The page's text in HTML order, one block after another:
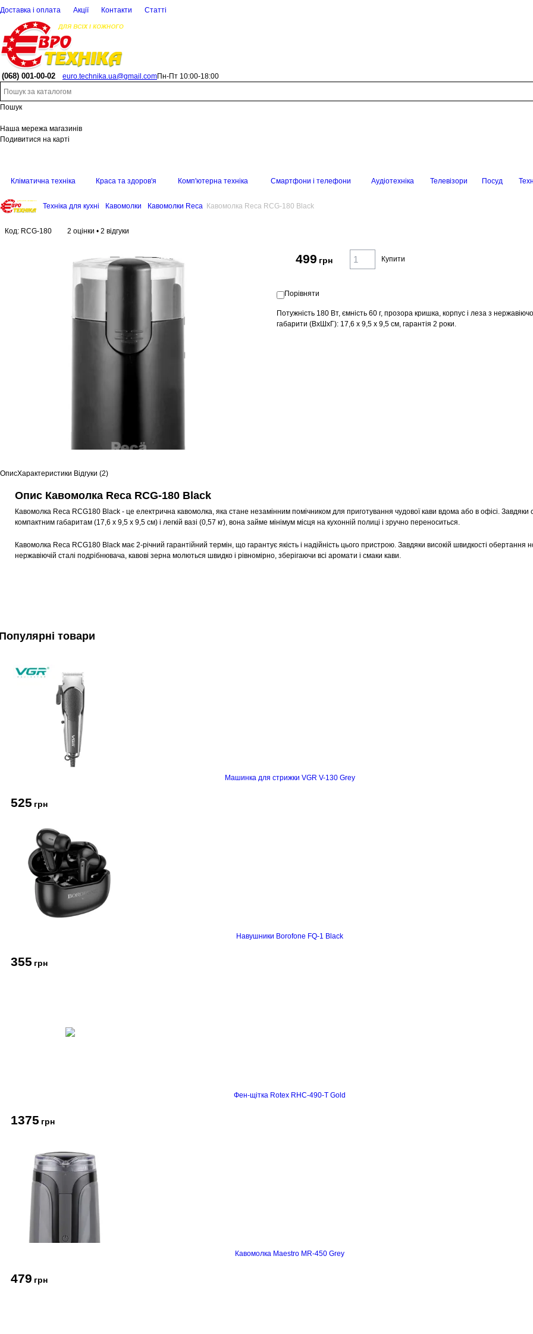
Доставка і оплата Акції Контакти Статті
(068) 001-00-02 euro.technika.ua@gmail.comПн-Пт 10:00-18:00
Пошук
Наша мережа магазинів
Подивитися на карті
Кліматична техніка Краса та здоров'я Комп'ютерна техніка Смартфони і телефони Аудіотехніка Телевізори Посуд
Техніка для кухні Кавомолки Кавомолки Reca Кавомолка Reca RCG-180 Black
Код: RCG-180 2 оцінки • 2 відгуки
499 грн Купити
Порівняти
Потужність 180 Вт, ємність 60 г, прозора кришка, корпус і леза з
габарити (ВхШхГ): 17,6 х 9,5 х 9,5 см, гарантія 2 роки.
ОписХарактеристики Відгуки (2)
Опис Кавомолка Reca RCG-180 Black
Кавомолка Reca RCG180 Black - це електрична кавомолка, яка стане незамінним помічником для приготування чудової кави вдома або в офісі. Завдяки
компактним габаритам (17,6 х 9,5 х 9,5 см) і легкій вазі (0,57 кг), вона займе мінімум місця на кухонній полиці і зручно переноситься.
Кавомолка Reca RCG180 Black має 2-річний гарантійний термін, що гарантує якість і надійність цього пристрою. Завдяки високій швидкості обертання
нержавіючій сталі подрібнювача, кавові зерна молються швидко і рівномірно, зберігаючи всі аромати і смаки кави.
товари
Машинка для стрижки VGR V-130 Grey
525 грн
Навушники Borofone FQ-1 Black
355 грн
Фен-щітка Rotex RHC-490-T Gold
1375 грн
Кавомолка Maestro MR-450 Grey
479 грн